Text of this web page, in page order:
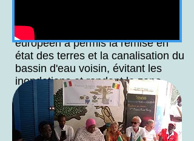
L'intervention d'un gouvernement
européen a permis la remise en
état des terres et la canalisation du
bassin d'eau voisin, évitant les
inondations et rendant la zone
environnante encore habitable.
Les photos montrent la vieille
maison démolie et la
reconstruction de la même.